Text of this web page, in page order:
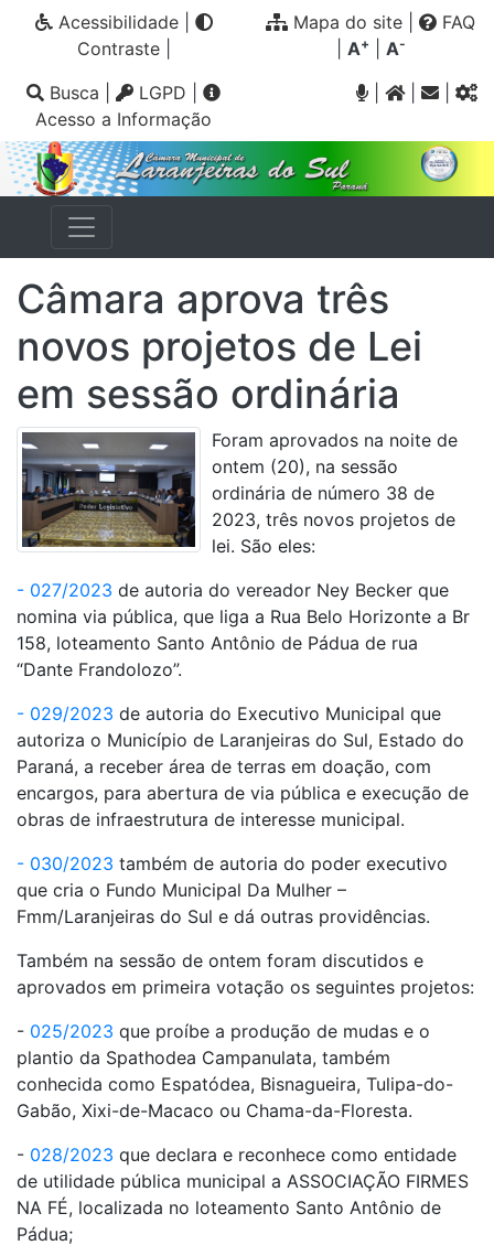
Acessibilidade|
Contraste|
Mapa do site
FAQ
A+ A-
Busca LGPD
Acesso a Informação
|
Câmara aprova três
novos projetos de Lei
em sessão ordinária
Foram aprovados na noite de
ontem (20), na sessão
ordinária de número 38 de
2023, três novos projetos de
lei. São eles:
- 027/2023 de autoria do vereador Ney Becker que
nomina via pública, que liga a Rua Belo Horizonte a Br
158, loteamento Santo Antônio de Pádua de rua
“Dante Frandolozo”.
- 029/2023 de autoria do Executivo Municipal que
autoriza o Município de Laranjeiras do Sul, Estado do
Paraná, a receber área de terras em doação, com
encargos, para abertura de via pública e execução de
obras de infraestrutura de interesse municipal.
- 030/2023 também de autoria do poder executivo
que cria o Fundo Municipal Da Mulher –
Fmm/Laranjeiras do Sul e dá outras providências.
Também na sessão de ontem foram discutidos e
aprovados em primeira votação os seguintes projetos:
- 025/2023 que proíbe a produção de mudas e o
plantio da Spathodea Campanulata, também
conhecida como Espatódea, Bisnagueira, Tulipa-do-
Gabão, Xixi-de-Macaco ou Chama-da-Floresta.
- 028/2023 que declara e reconhece como entidade
de utilidade pública municipal a ASSOCIAÇÃO FIRMES
NA FÉ, localizada no loteamento Santo Antônio de
Pádua;